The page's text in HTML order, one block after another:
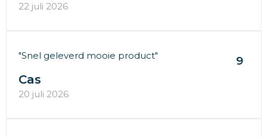
22 juli 2026
"Snel geleverd mooie product" 9
Cas
20 juli 2026